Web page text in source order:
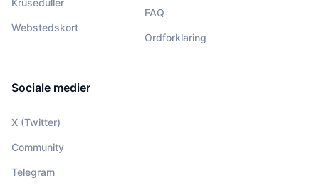
Kruseduller
Webstedskort
FAQ
Ordforklaring
Sociale medier
X (Twitter)
Community
Telegram